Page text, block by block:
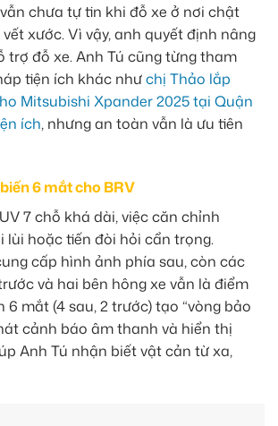
chưa tự tin khi đỗ xe ở nơi chật
xước. Vì vậy, anh quyết định nâng
trợ đỗ xe. Anh Tú cũng từng tham
tiện ích khác nhưchị Thảo lắp
Mitsubishi Xpander 2025 tại Quận
ích, nhưng an toàn vẫn là ưu tiên
6 mắt cho BRV
7 chỗ khá dài, việc căn chỉnh
lùi hoặc tiến đòi hỏi cẩn trọng.
cấp hình ảnh phía sau, còn các
và hai bên hông xe vẫn là điểm
6 mắt (4 sau, 2 trước) tạo “vòng bảo
cảnh báo âm thanh và hiển thị
Anh Tú nhận biết vật cản từ xa,